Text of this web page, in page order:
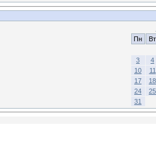
Пн
Вт
3
4
10
11
17
18
24
25
31